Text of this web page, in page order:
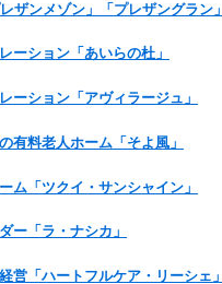
ザンメゾン」「プレザングラン」
ーション「あいらの杜」
ーション「アヴィラージュ」
有料老人ホーム「そよ風」
ム「ツクイ・サンシャイン」
ー「ラ・ナシカ」
営「ハートフルケア・リーシェ」